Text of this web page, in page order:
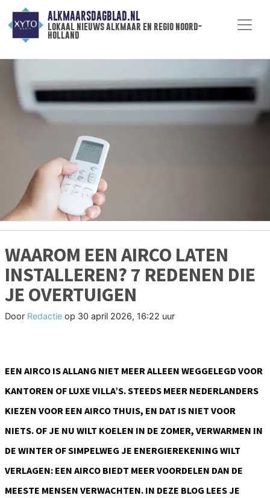
ALKMAARSDAGBLAD.NL
lokaal nieuws alkmaar en regio noord-
holland
WAAROM EEN AIRCO LATEN
INSTALLEREN? 7 REDENEN DIE
JE OVERTUIGEN
Door Redactie op 30 april 2026, 16:22 uur
EEN AIRCO IS ALLANG NIET MEER ALLEEN WEGGELEGD VOOR
KANTOREN OF LUXE VILLA’S. STEEDS MEER NEDERLANDERS
KIEZEN VOOR EEN AIRCO THUIS, EN DAT IS NIET VOOR
NIETS. OF JE NU WILT KOELEN IN DE ZOMER, VERWARMEN IN
DE WINTER OF SIMPELWEG JE ENERGIEREKENING WILT
VERLAGEN: EEN AIRCO BIEDT MEER VOORDELEN DAN DE
MEESTE MENSEN VERWACHTEN. IN DEZE BLOG LEES JE